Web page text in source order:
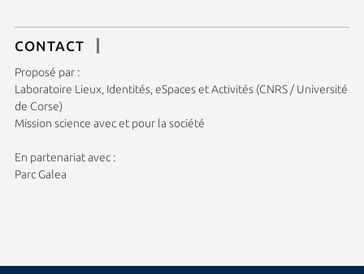
CONTACT
Proposé par :
Laboratoire Lieux, Identités, eSpaces et Activités (CNRS / Université
de Corse)
Mission science avec et pour la société
En partenariat avec :
Parc Galea